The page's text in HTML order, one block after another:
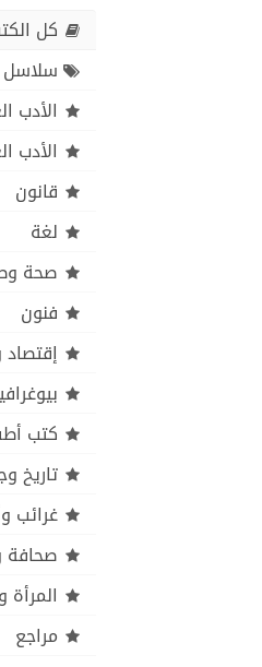
كل
الأدب
الأدب
قانون
لغة
صحة
فنون
كتب
تاريخ
غرائب
صحافة
المرأة
مراجع